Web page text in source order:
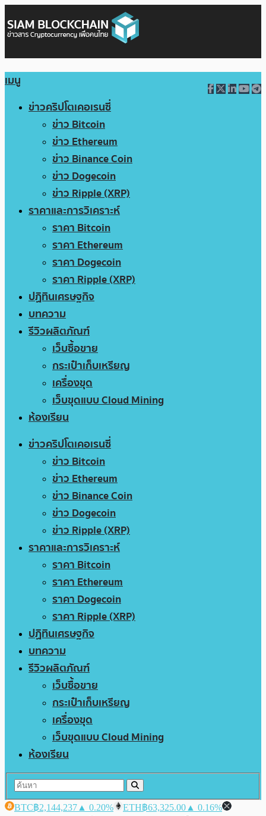
เมนู
ข่าวคริปโตเคอเรนซี่
ข่าว Bitcoin
ข่าว Ethereum
ข่าว Binance Coin
ข่าว Dogecoin
ข่าว Ripple (XRP)
ราคาและการวิเคราะห์
ราคา Bitcoin
ราคา Ethereum
ราคา Dogecoin
ราคา Ripple (XRP)
ปฏิทินเศรษฐกิจ
บทความ
รีวิวผลิตภัณฑ์
เว็บซื้อขาย
กระเป๋าเก็บเหรียญ
เครื่องขุด
เว็บขุดแบบ Cloud Mining
ห้องเรียน
ข่าวคริปโตเคอเรนซี่
ข่าว Bitcoin
ข่าว Ethereum
ข่าว Binance Coin
ข่าว Dogecoin
ข่าว Ripple (XRP)
ราคาและการวิเคราะห์
ราคา Bitcoin
ราคา Ethereum
ราคา Dogecoin
ราคา Ripple (XRP)
ปฏิทินเศรษฐกิจ
บทความ
รีวิวผลิตภัณฑ์
เว็บซื้อขาย
กระเป๋าเก็บเหรียญ
เครื่องขุด
เว็บขุดแบบ Cloud Mining
ห้องเรียน
BTC฿2,144,237 ▲ 0.20% ETH฿63,325.00 ▲ 0.16%